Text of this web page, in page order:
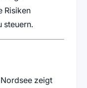
Risiken
steuern.
zeigt